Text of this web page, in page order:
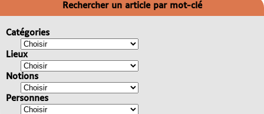
Rechercher un article par mot-clé
Catégories
Lieux
Notions
Personnes